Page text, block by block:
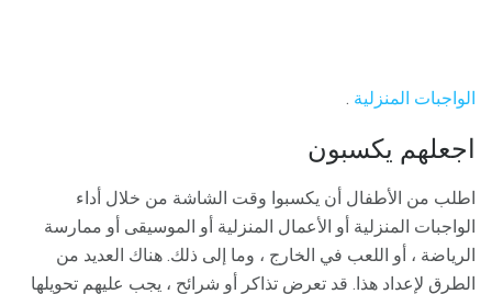
الواجبات المنزلية .
اجعلهم يكسبون
اطلب من الأطفال أن يكسبوا وقت الشاشة من خلال أداء
الواجبات المنزلية أو الأعمال المنزلية أو الموسيقى أو ممارسة
الرياضة ، أو اللعب في الخارج ، وما إلى ذلك. هناك العديد من
الطرق لإعداد هذا. قد تعرض تذاكر أو شرائح ، يجب عليهم تحويلها